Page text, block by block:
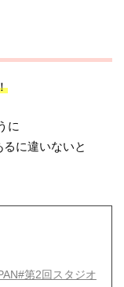
に
に違いないと
#第2回スタジオ